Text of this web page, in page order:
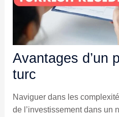
Avantages d’un
turc
Naviguer dans les
de l’investissement dans un